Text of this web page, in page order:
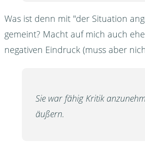
Was ist denn mit "der Situation
gemeint? Macht auf mich auch
negativen Eindruck (muss aber
Sie war fähig Kritik
äußern.